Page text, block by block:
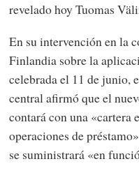
revelado hoy Tuomas
En su intervención en la
Finlandia sobre la
celebrada el 11 de junio,
central afirmó que el
contará con una
operaciones de
se suministrará «en